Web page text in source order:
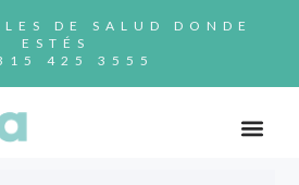
DE SALUD DONDE
ESTÉS
425 3555